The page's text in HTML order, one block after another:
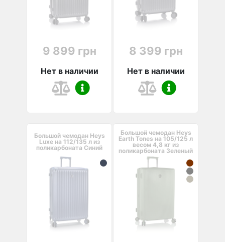
9 899 грн
Нет в наличии
8 399 грн
Нет в наличии
Большой чемодан Heys
Luxe на 112/135 л из
поликарбоната Синий
Большой чемодан Heys
Earth Tones на 105/125 л
весом 4,8 кг из
поликарбоната Зеленый